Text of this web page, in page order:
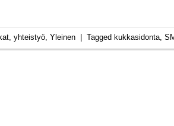
, yhteistyö, Yleinen Tagged kukkasidonta,